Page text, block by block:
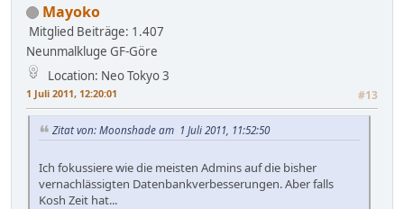
Mayoko
Mitglied Beiträge: 1.407
Neunmalkluge GF-Göre
Location: Neo Tokyo 3
1 Juli 2011, 12:20:01 #13
Zitat von: Moonshade am 1 Juli 2011, 11:52:50
Ich fokussiere wie die meisten Admins auf die bisher
vernachlässigten Datenbankverbesserungen. Aber falls
Kosh Zeit hat...